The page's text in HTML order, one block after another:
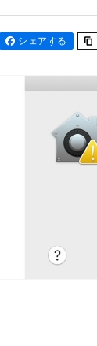
シェアする